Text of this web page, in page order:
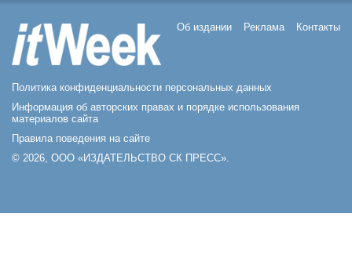
Об издании Реклама Контакты
Политика конфиденциальности персональных данных
Информация об авторских правах и порядке использования
материалов сайта
Правила поведения на сайте
© 2026, ООО «ИЗДАТЕЛЬСТВО СК ПРЕСС».